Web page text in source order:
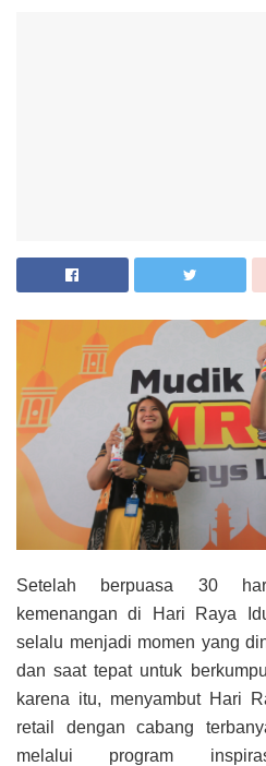
Setelah berpuasa 30
kemenangan di Hari Raya
selalu menjadi momen yang
dan saat tepat untuk
karena itu, menyambut Hari
retail dengan cabang
melalui program